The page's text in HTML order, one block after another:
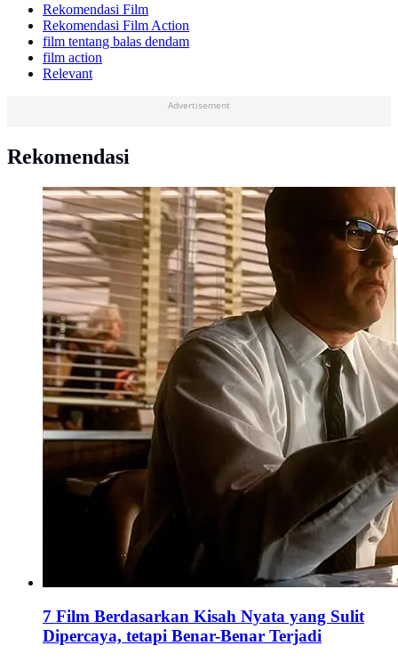
Rekomendasi Film
Rekomendasi Film Action
film tentang balas dendam
film action
Relevant
Advertisement
Rekomendasi
7 Film Berdasarkan Kisah Nyata yang Sulit
Dipercaya, tetapi Benar-Benar Terjadi